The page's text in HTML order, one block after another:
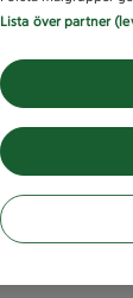
Lista över partner